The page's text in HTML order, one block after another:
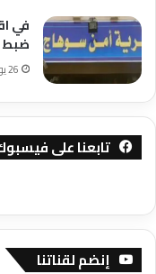
ضبط
26 يوليو، 2026
تابعنا على
إنضم لقناتنا